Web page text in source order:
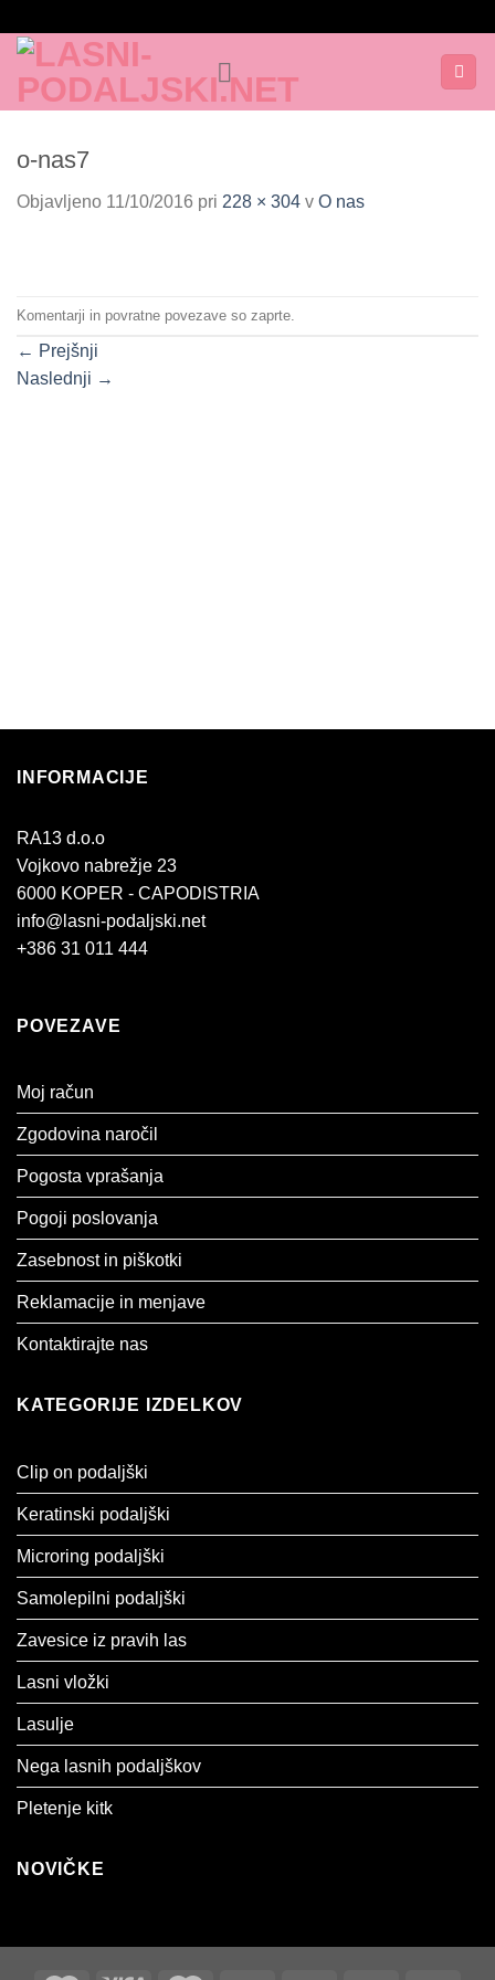
na
vsebino
o-nas7
Objavljeno 11/10/2016 pri 228 × 304 v O nas
Komentarji in povratne povezave so zaprte.
← Prejšnji
Naslednji →
INFORMACIJE
RA13 d.o.o
Vojkovo nabrežje 23
6000 KOPER - CAPODISTRIA
info@lasni-podaljski.net
+386 31 011 444
POVEZAVE
Moj račun
Zgodovina naročil
Pogosta vprašanja
Pogoji poslovanja
Zasebnost in piškotki
Reklamacije in menjave
Kontaktirajte nas
KATEGORIJE IZDELKOV
Clip on podaljški
Keratinski podaljški
Microring podaljški
Samolepilni podaljški
Zavesice iz pravih las
Lasni vložki
Lasulje
Nega lasnih podaljškov
Pletenje kitk
NOVIČKE